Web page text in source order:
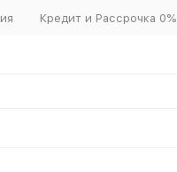
Кредит и Рассрочка 0%